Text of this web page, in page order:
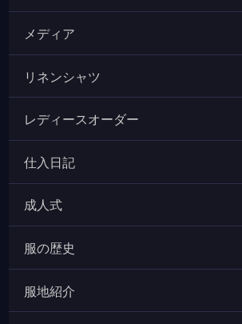
メディア
リネンシャツ
レディースオーダー
仕入日記
成人式
服の歴史
服地紹介